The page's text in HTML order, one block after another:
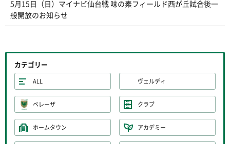
5月15日（日）マイナビ仙台戦 味の素フィールド西が丘試合後一
般開放のお知らせ
カテゴリー
ALL ヴェルディ
ベレーザ クラブ
ホームタウン アカデミー